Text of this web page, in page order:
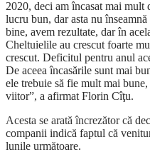
2020, deci am încasat mai mult
lucru bun, dar asta nu
bine, avem rezultate, dar în
Cheltuielile au crescut foarte
crescut. Deficitul pentru anul
De aceea încasările sunt mai
ele trebuie să fie mult mai
viitor”, a afirmat Florin Cîţu.
Acesta se arată încrezător că
companii indică faptul că
lunile următoare.